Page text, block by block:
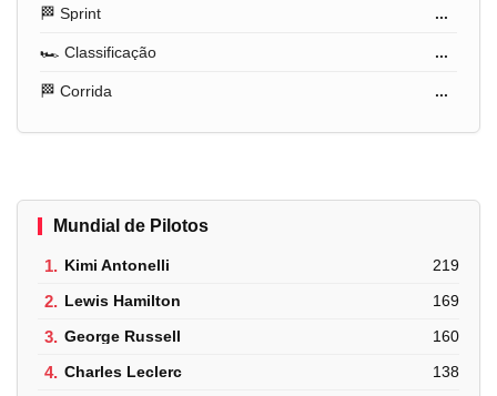
🏁 Sprint ...
🏎️ Classificação ...
🏁 Corrida ...
Mundial de Pilotos
1. Kimi Antonelli 219
2. Lewis Hamilton 169
3. George Russell 160
4. Charles Leclerc 138